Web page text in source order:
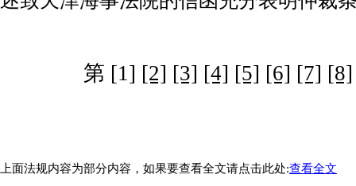
第 [1] [2] [3] [4] [5] [6] [7] [8]
上面法规内容为部分内容，如果要查看全文请点击此处:查看全文